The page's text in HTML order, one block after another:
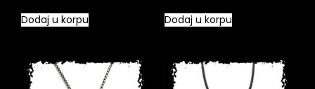
Dodaj u korpu Dodaj u korpu